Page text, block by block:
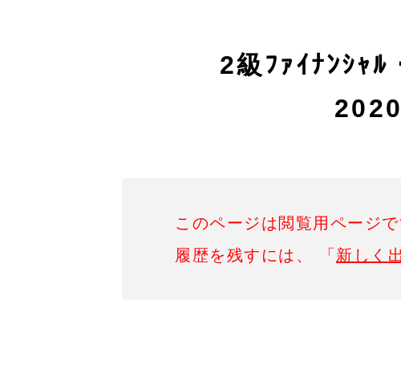
2級ﾌｧｲﾅﾝｼｬﾙ
このページは閲覧用ページで
履歴を残すには、 「 新しく